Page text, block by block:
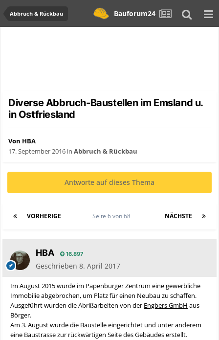
Abbruch & Rückbau Bauforum24
Diverse Abbruch-Baustellen im Emsland u.
in Ostfriesland
Von HBA
17. September 2016 in Abbruch & Rückbau
Antworte auf dieses Thema
VORHERIGE NÄCHSTE
Seite 6 von 68
HBA 16.897
Geschrieben 8. April 2017
Im August 2015 wurde im Papenburger Zentrum eine gewerbliche
Immobilie abgebrochen, um Platz für einen Neubau zu schaffen.
Ausgeführt wurden die Abrißarbeiten von der Engbers GmbH aus
Börger.
Am 3. August wurde die Baustelle eingerichtet und unter anderem
eine Baustrasse zur rückwärtigen Seite des Gebäudes erstellt.